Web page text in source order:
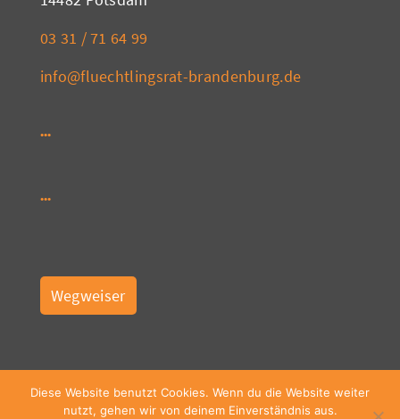
03 31 / 71 64 99
info@fluechtlingsrat-brandenburg.de
Wegweiser
Diese Website benutzt Cookies. Wenn du die Website weiter
nutzt, gehen wir von deinem Einverständnis aus.